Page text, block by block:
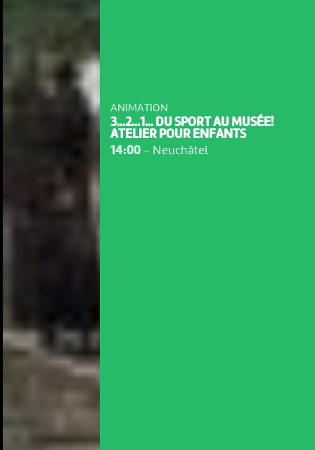
ANIMATION
3...2...1... DU SPORT AU MUSÉE!
ATELIER POUR ENFANTS
14:00- Neuchâtel